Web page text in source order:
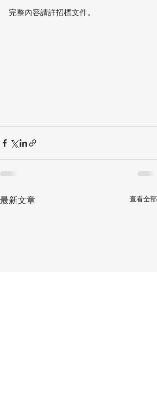
完整內容請詳招標文件。
最新文章 查看全部